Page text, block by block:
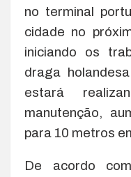
no terminal
cidade no
iniciando os
draga
estará
manutenção,
para 10 metros
De acordo